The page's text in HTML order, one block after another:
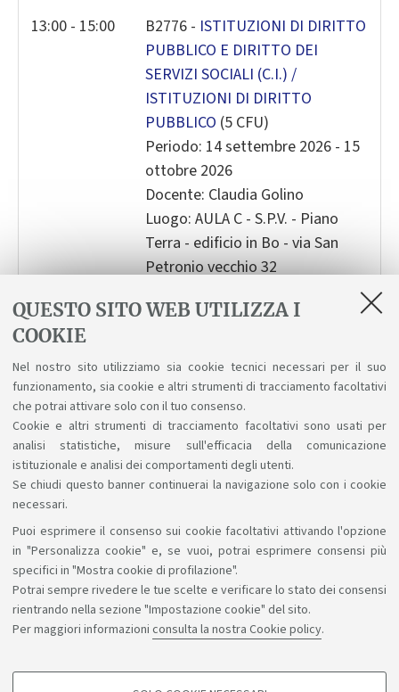
QUESTO SITO WEB UTILIZZA I
COOKIE
Nel nostro sito utilizziamo sia cookie tecnici necessari per il suo
funzionamento, sia cookie e altri strumenti di tracciamento facoltativi
che potrai attivare solo con il tuo consenso.
Cookie e altri strumenti di tracciamento facoltativi sono usati per
analisi statistiche, misure sull'efficacia della comunicazione
istituzionale e analisi dei comportamenti degli utenti.
Se chiudi questo banner continuerai la navigazione solo con i cookie
necessari.
Puoi esprimere il consenso sui cookie facoltativi attivando l'opzione
in "Personalizza cookie" e, se vuoi, potrai esprimere consensi più
specifici in "Mostra cookie di profilazione".
Potrai sempre rivedere le tue scelte e verificare lo stato dei consensi
rientrando nella sezione "Impostazione cookie" del sito.
Per maggiori informazioni consulta la nostra Cookie policy.
13:00 - 15:00
B2776 - ISTITUZIONI DI DIRITTO
PUBBLICO E DIRITTO DEI
SERVIZI SOCIALI (C.I.) /
ISTITUZIONI DI DIRITTO
PUBBLICO (5 CFU)
Periodo: 14 settembre 2026 - 15
ottobre 2026
Docente: Claudia Golino
Luogo: AULA C - S.P.V. - Piano
Terra - edificio in Bo - via San
Petronio vecchio 32
In evidenza
Formazione obbligatoria su sicurezza e salute
Sosteniamo il diritto alla conoscenza
Seguici su: